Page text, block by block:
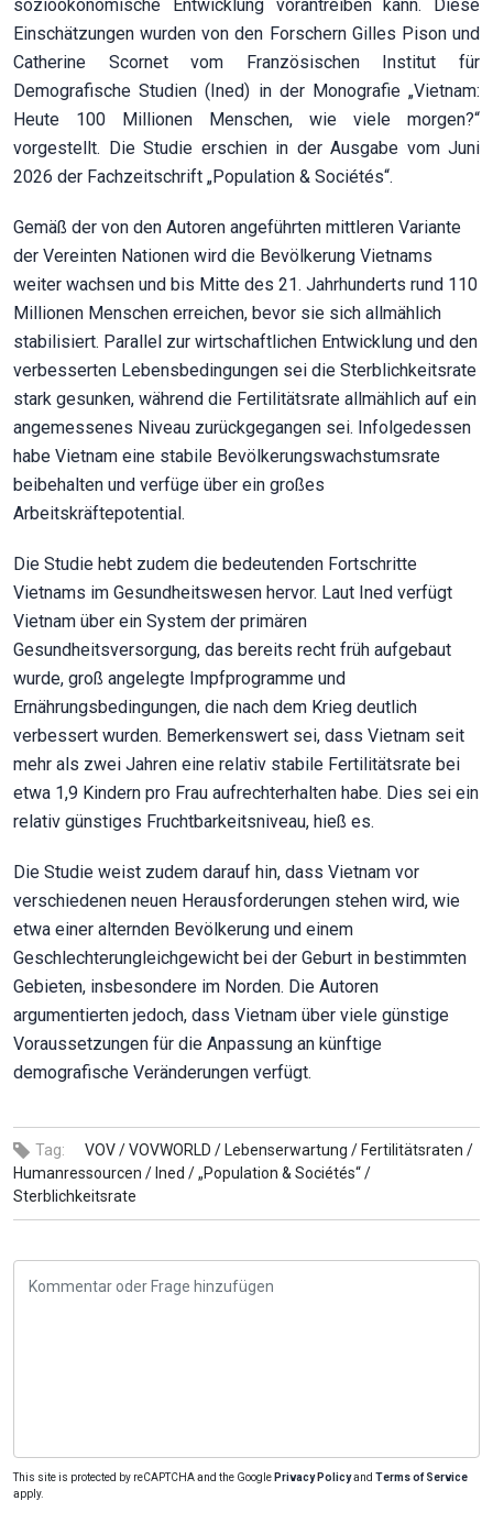
sozioökonomische Entwicklung vorantreiben kann. Diese
Einschätzungen wurden von den Forschern Gilles Pison und
Catherine Scornet vom Französischen Institut für
Demografische Studien (Ined) in der Monografie „Vietnam:
Heute 100 Millionen Menschen, wie viele morgen?“
vorgestellt. Die Studie erschien in der Ausgabe vom Juni
2026 der Fachzeitschrift „Population & Sociétés“.
Gemäß der von den Autoren angeführten mittleren Variante
der Vereinten Nationen wird die Bevölkerung Vietnams
weiter wachsen und bis Mitte des 21. Jahrhunderts rund 110
Millionen Menschen erreichen, bevor sie sich allmählich
stabilisiert. Parallel zur wirtschaftlichen Entwicklung und den
verbesserten Lebensbedingungen sei die Sterblichkeitsrate
stark gesunken, während die Fertilitätsrate allmählich auf ein
angemessenes Niveau zurückgegangen sei. Infolgedessen
habe Vietnam eine stabile Bevölkerungswachstumsrate
beibehalten und verfüge über ein großes
Arbeitskräftepotential.
Die Studie hebt zudem die bedeutenden Fortschritte
Vietnams im Gesundheitswesen hervor. Laut Ined verfügt
Vietnam über ein System der primären
Gesundheitsversorgung, das bereits recht früh aufgebaut
wurde, groß angelegte Impfprogramme und
Ernährungsbedingungen, die nach dem Krieg deutlich
verbessert wurden. Bemerkenswert sei, dass Vietnam seit
mehr als zwei Jahren eine relativ stabile Fertilitätsrate bei
etwa 1,9 Kindern pro Frau aufrechterhalten habe. Dies sei ein
relativ günstiges Fruchtbarkeitsniveau, hieß es.
Die Studie weist zudem darauf hin, dass Vietnam vor
verschiedenen neuen Herausforderungen stehen wird, wie
etwa einer alternden Bevölkerung und einem
Geschlechterungleichgewicht bei der Geburt in bestimmten
Gebieten, insbesondere im Norden. Die Autoren
argumentierten jedoch, dass Vietnam über viele günstige
Voraussetzungen für die Anpassung an künftige
demografische Veränderungen verfügt.
Tag: VOV /VOVWORLD / Lebenserwartung / Fertilitätsraten /
Humanressourcen / Ined /„Population & Sociétés“ /
Sterblichkeitsrate
This site is protected by reCAPTCHA and the Google Privacy Policyand Terms of Service
apply.